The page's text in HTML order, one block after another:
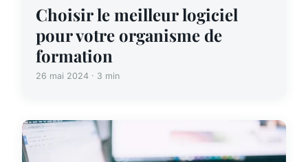
Choisir le meilleur logiciel
pour votre organisme de
formation
26 mai 2024 · 3 min